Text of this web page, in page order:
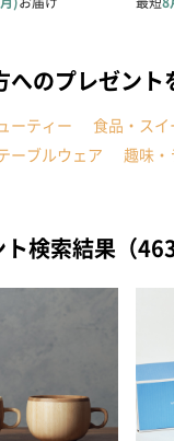
へのプレゼン
ーティー 食品・スイ
ーブルウェア
趣味・
検索結果（463